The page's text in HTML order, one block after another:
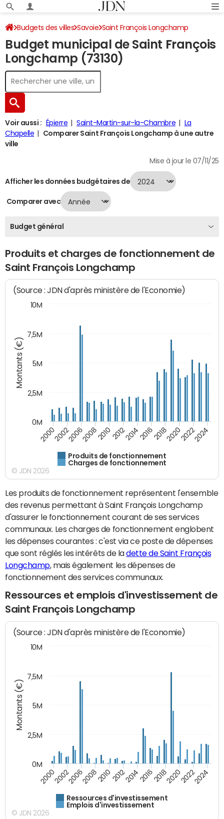
Budgets des villes Savoie Saint François Longchamp
Budget 2024
Budget municipal de Saint François
Longchamp (73130)
Voir aussi : Épierre Saint-Martin-sur-la-Chambre
La
Chapelle
Comparer Saint François Longchamp à une autre
ville
Mise à jour le 07/11/25
Afficher les données budgétaires de
Comparer avec
Budget général
Produits et charges de fonctionnement de
Saint François Longchamp
Montants (€)
(Source : JDN d'après ministère de l'Economie)
Produits de fonctionnement
Charges de fonctionnement
200020022006200820102012201420162018202020222024
0M
2,5M
5M
7,5M
10M
© JDN 2026
Les produits de fonctionnement représentent l'ensemble
des revenus permettant à Saint François Longchamp
d'assurer le fonctionnement courant de ses services
communaux. Les charges de fonctionnement englobent
les dépenses courantes : c'est via ce poste de dépenses
que sont réglés les intérêts de ladette de Saint François
Longchamp, mais également les dépenses de
fonctionnement des services communaux.
Ressources et emplois d'investissement de
Saint François Longchamp
Montants (€)
(Source : JDN d'après ministère de l'Economie)
Ressources d'investissement
Emplois d'investissement
200020022006200820102012201420162018202020222024
0M
2,5M
5M
7,5M
10M
© JDN 2026